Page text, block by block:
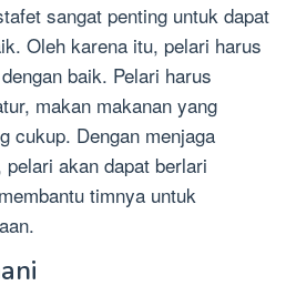
sangat penting untuk dapat
Oleh karena itu, pelari harus
baik. Pelari harus
makan makanan yang
cukup. Dengan menjaga
akan dapat berlari
timnya untuk